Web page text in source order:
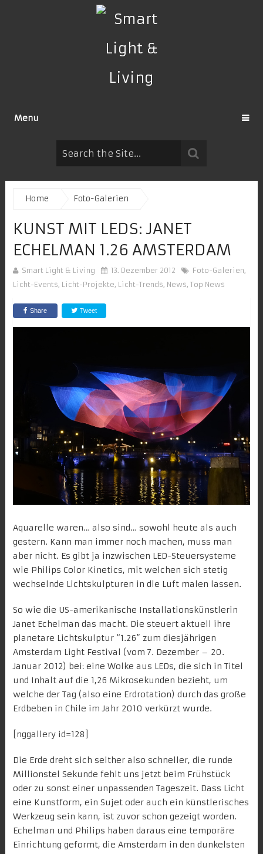
Menu
Home Foto-Galerien
KUNST MIT LEDS: JANET
ECHELMAN 1.26 AMSTERDAM
Smart Light & Living 13. Dezember 2012 Foto-Galerien,
Licht-Events, Licht-Projekte, Licht-Trends, News,Top News
Share Tweet
Aquarelle waren… also sind… sowohl heute als auch
gestern. Kann man immer noch machen, muss man
aber nicht. Es gibt ja inzwischen LED-Steuersysteme
wie Philips Color Kinetics, mit welchen sich stetig
wechselnde Lichtskulpturen in die Luft malen lassen.
So wie die US-amerikanische Installationskünstlerin
Janet Echelman das macht. Die steuert aktuell ihre
planetare Lichtskulptur “1.26” zum diesjährigen
Amsterdam Light Festival (vom 7. Dezember – 20.
Januar 2012) bei: eine Wolke aus LEDs, die sich in Titel
und Inhalt auf die 1,26 Mikrosekunden bezieht, um
welche der Tag (also eine Erdrotation) durch das große
Erdbeben in Chile im Jahr 2010 verkürzt wurde.
[nggallery id=128]
Die Erde dreht sich seither also schneller, die runde
Millionstel Sekunde fehlt uns jetzt beim Frühstück
oder zu sonst einer unpassenden Tageszeit. Dass Licht
eine Kunstform, ein Sujet oder auch ein künstlerisches
Werkzeug sein kann, ist zuvor schon gezeigt worden.
Echelman und Philips haben daraus eine temporäre
Einrichtung geformt, die Amsterdam in den dunkelsten